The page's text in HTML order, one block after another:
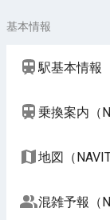
基本情報
駅基本情報
乗換案内（
地図（
混雑予報（